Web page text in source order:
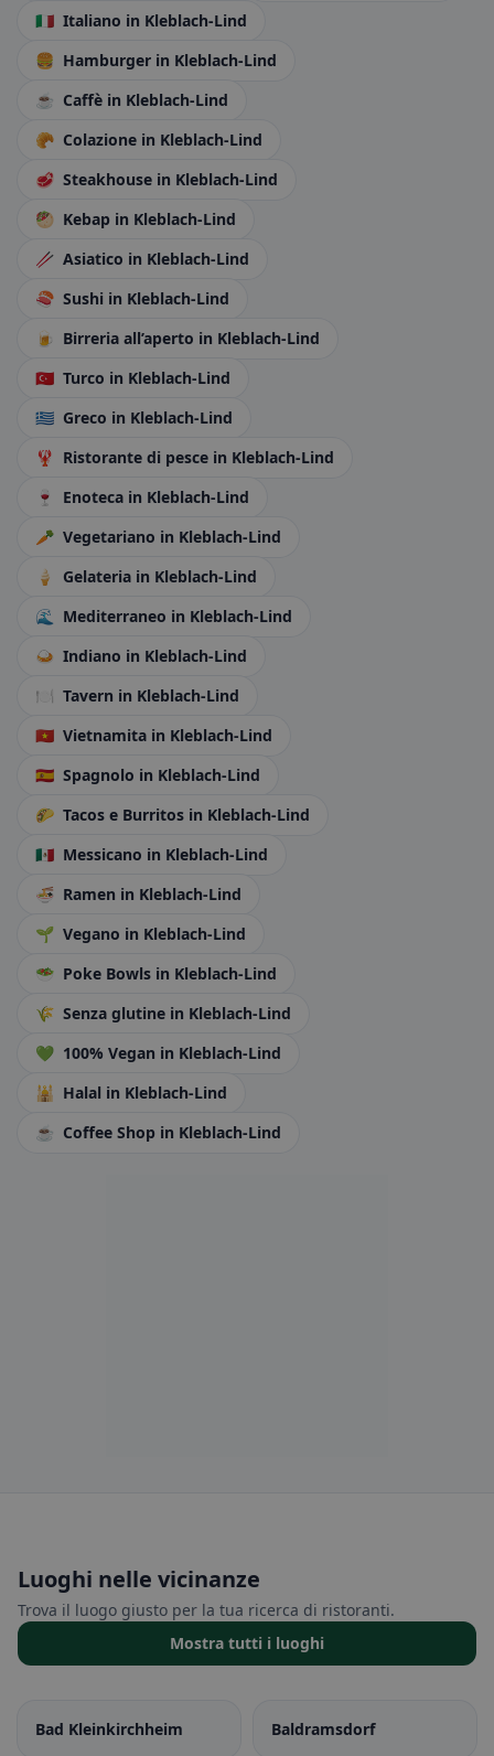
🇮🇹 Italiano in Kleblach-Lind
🍔 Hamburger in Kleblach-Lind
☕ Caffè in Kleblach-Lind
🥐 Colazione in Kleblach-Lind
🥩 Steakhouse in Kleblach-Lind
🥙 Kebap in Kleblach-Lind
🥢 Asiatico in Kleblach-Lind
🍣 Sushi in Kleblach-Lind
🍺 Birreria all’aperto in Kleblach-Lind
🇹🇷 Turco in Kleblach-Lind
🇬🇷 Greco in Kleblach-Lind
🦞 Ristorante di pesce in Kleblach-Lind
🍷
Enoteca in Kleblach-Lind
🥕 Vegetariano in Kleblach-Lind
🍦
Gelateria in Kleblach-Lind
🌊
Mediterraneo in Kleblach-Lind
🍛 Indiano in Kleblach-Lind
🍽️ Tavern in Kleblach-Lind
🇻🇳 Vietnamita in Kleblach-Lind
🇪🇸 Spagnolo in Kleblach-Lind
🌮 Tacos e Burritos in Kleblach-Lind
🇲🇽 Messicano in Kleblach-Lind
🍜 Ramen in Kleblach-Lind
🌱 Vegano in Kleblach-Lind
🥗 Poke Bowls in Kleblach-Lind
🌾 Senza glutine in Kleblach-Lind
💚 100% Vegan in Kleblach-Lind
🕌 Halal in Kleblach-Lind
☕ Coffee Shop in Kleblach-Lind
Luoghi nelle vicinanze
Trova il luogo giusto per la tua ricerca di ristoranti.
Mostra tutti i luoghi
Bad Kleinkirchheim Baldramsdorf